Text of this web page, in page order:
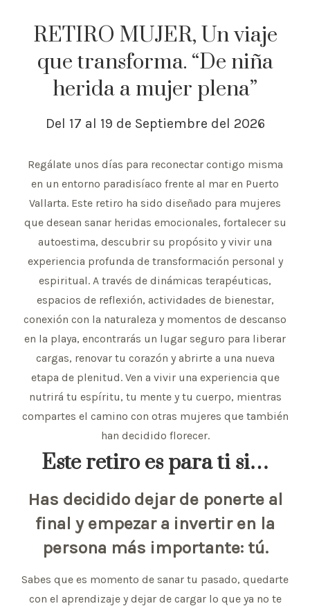
RETIRO MUJER, Un viaje
que transforma. “De niña
herida a mujer plena”
Del 17 al 19 de Septiembre del 2026
Regálate unos días para reconectar contigo misma
en un entorno paradisíaco frente al mar en Puerto
Vallarta. Este retiro ha sido diseñado para mujeres
que desean sanar heridas emocionales, fortalecer su
autoestima, descubrir su propósito y vivir una
experiencia profunda de transformación personal y
espiritual. A través de dinámicas terapéuticas,
espacios de reflexión, actividades de bienestar,
conexión con la naturaleza y momentos de descanso
en la playa, encontrarás un lugar seguro para liberar
cargas, renovar tu corazón y abrirte a una nueva
etapa de plenitud. Ven a vivir una experiencia que
nutrirá tu espíritu, tu mente y tu cuerpo, mientras
compartes el camino con otras mujeres que también
han decidido florecer.
Este retiro es para ti si…
Has decidido dejar de ponerte al
final y empezar a invertir en la
persona más importante: tú.
Sabes que es momento de sanar tu pasado, quedarte
con el aprendizaje y dejar de cargar lo que ya no te